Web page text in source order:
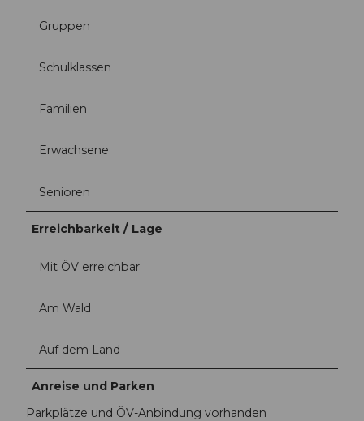
Gruppen
Schulklassen
Familien
Erwachsene
Senioren
Erreichbarkeit / Lage
Mit ÖV erreichbar
Am Wald
Auf dem Land
Anreise und Parken
Parkplätze und ÖV-Anbindung vorhanden